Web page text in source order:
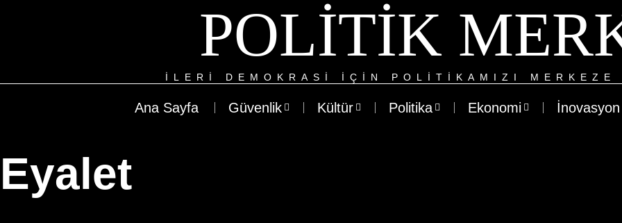
POLITIK
ILERI DEMOKRASI IÇIN POLITIKAMIZI
Ana Sayfa Güvenlik Kültür Politika Ekonomi İnovasyon
Eyalet